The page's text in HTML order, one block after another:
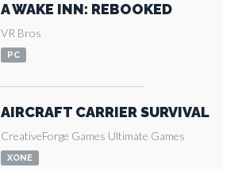
A WAKE INN: REBOOKED
VR Bros
PC
AIRCRAFT CARRIER SURVIVAL
CreativeForge Games Ultimate Games
XONE